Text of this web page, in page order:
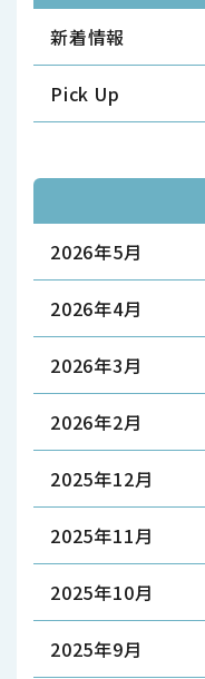
新着情報
Pick Up
2026年5月
2026年4月
2026年3月
2026年2月
2025年12月
2025年11月
2025年10月
2025年9月